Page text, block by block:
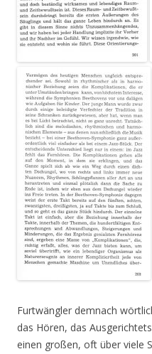
Furtwängler demnach
das Hören, das
einen großen, oft über viele